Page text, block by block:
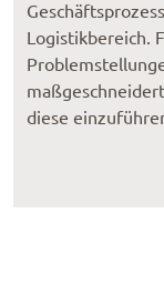
Logistikbereich.
diese